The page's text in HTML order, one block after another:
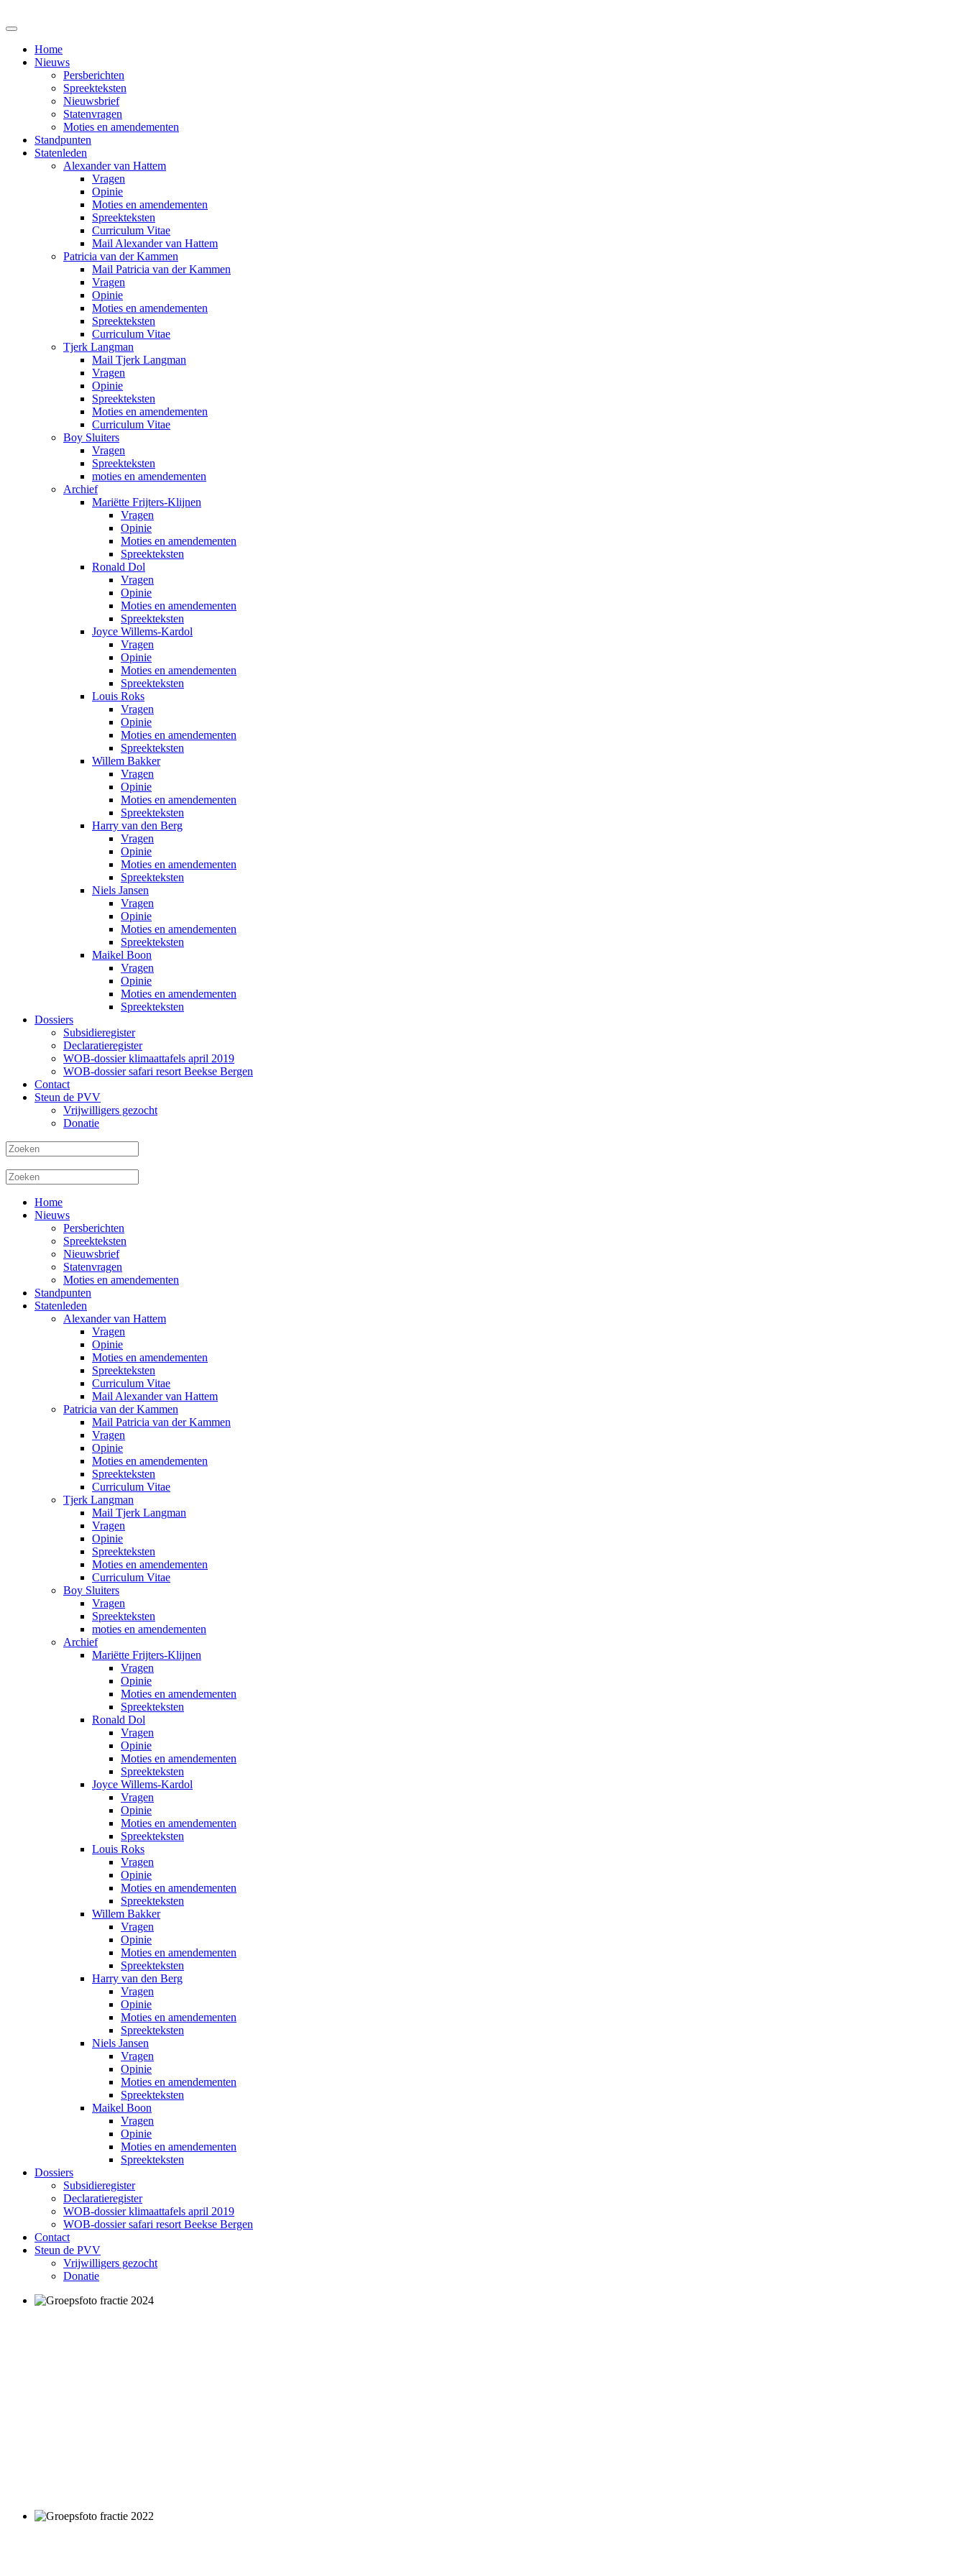
Home
Nieuws
Persberichten
Spreekteksten
Nieuwsbrief
Statenvragen
Moties en amendementen
Standpunten
Statenleden
Alexander van Hattem
Vragen
Opinie
Moties en amendementen
Spreekteksten
Curriculum Vitae
Mail Alexander van Hattem
Patricia van der Kammen
Mail Patricia van der Kammen
Vragen
Opinie
Moties en amendementen
Spreekteksten
Curriculum Vitae
Tjerk Langman
Mail Tjerk Langman
Vragen
Opinie
Spreekteksten
Moties en amendementen
Curriculum Vitae
Boy Sluiters
Vragen
Spreekteksten
moties en amendementen
Archief
Mariëtte Frijters-Klijnen
Vragen
Opinie
Moties en amendementen
Spreekteksten
Ronald Dol
Vragen
Opinie
Moties en amendementen
Spreekteksten
Joyce Willems-Kardol
Vragen
Opinie
Moties en amendementen
Spreekteksten
Louis Roks
Vragen
Opinie
Moties en amendementen
Spreekteksten
Willem Bakker
Vragen
Opinie
Moties en amendementen
Spreekteksten
Harry van den Berg
Vragen
Opinie
Moties en amendementen
Spreekteksten
Niels Jansen
Vragen
Opinie
Moties en amendementen
Spreekteksten
Maikel Boon
Vragen
Opinie
Moties en amendementen
Spreekteksten
Dossiers
Subsidieregister
Declaratieregister
WOB-dossier klimaattafels april 2019
WOB-dossier safari resort Beekse Bergen
Contact
Steun de PVV
Vrijwilligers gezocht
Donatie
Home
Nieuws
Persberichten
Spreekteksten
Nieuwsbrief
Statenvragen
Moties en amendementen
Standpunten
Statenleden
Alexander van Hattem
Vragen
Opinie
Moties en amendementen
Spreekteksten
Curriculum Vitae
Mail Alexander van Hattem
Patricia van der Kammen
Mail Patricia van der Kammen
Vragen
Opinie
Moties en amendementen
Spreekteksten
Curriculum Vitae
Tjerk Langman
Mail Tjerk Langman
Vragen
Opinie
Spreekteksten
Moties en amendementen
Curriculum Vitae
Boy Sluiters
Vragen
Spreekteksten
moties en amendementen
Archief
Mariëtte Frijters-Klijnen
Vragen
Opinie
Moties en amendementen
Spreekteksten
Ronald Dol
Vragen
Opinie
Moties en amendementen
Spreekteksten
Joyce Willems-Kardol
Vragen
Opinie
Moties en amendementen
Spreekteksten
Louis Roks
Vragen
Opinie
Moties en amendementen
Spreekteksten
Willem Bakker
Vragen
Opinie
Moties en amendementen
Spreekteksten
Harry van den Berg
Vragen
Opinie
Moties en amendementen
Spreekteksten
Niels Jansen
Vragen
Opinie
Moties en amendementen
Spreekteksten
Maikel Boon
Vragen
Opinie
Moties en amendementen
Spreekteksten
Dossiers
Subsidieregister
Declaratieregister
WOB-dossier klimaattafels april 2019
WOB-dossier safari resort Beekse Bergen
Contact
Steun de PVV
Vrijwilligers gezocht
Donatie